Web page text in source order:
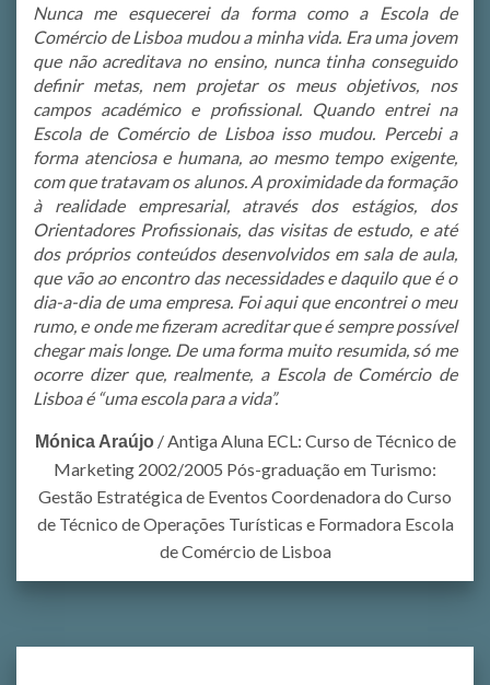
Nunca me esquecerei da forma como a Escola de
Comércio de Lisboa mudou a minha vida. Era uma jovem
que não acreditava no ensino, nunca tinha conseguido
definir metas, nem projetar os meus objetivos, nos
campos académico e profissional. Quando entrei na
Escola de Comércio de Lisboa isso mudou. Percebi a
forma atenciosa e humana, ao mesmo tempo exigente,
com que tratavam os alunos. A proximidade da formação
à realidade empresarial, através dos estágios, dos
Orientadores Profissionais, das visitas de estudo, e até
dos próprios conteúdos desenvolvidos em sala de aula,
que vão ao encontro das necessidades e daquilo que é o
dia-a-dia de uma empresa. Foi aqui que encontrei o meu
rumo, e onde me fizeram acreditar que é sempre possível
chegar mais longe. De uma forma muito resumida, só me
ocorre dizer que, realmente, a Escola de Comércio de
Lisboa é “uma escola para a vida”.
Mónica Araújo / Antiga Aluna ECL: Curso de Técnico de
Marketing 2002/2005 Pós-graduação em Turismo:
Gestão Estratégica de Eventos Coordenadora do Curso
de Técnico de Operações Turísticas e Formadora Escola
de Comércio de Lisboa